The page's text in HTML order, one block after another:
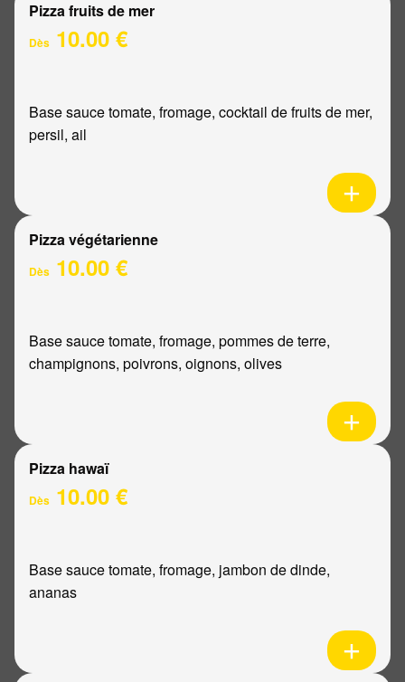
Pizza fruits de mer
Dès 10.00 €
Base sauce tomate, fromage, cocktail de fruits de mer,
persil, ail
Pizza végétarienne
Dès 10.00 €
Base sauce tomate, fromage, pommes de terre,
champignons, poivrons, oignons, olives
Pizza hawaï
Dès 10.00 €
Base sauce tomate, fromage, jambon de dinde,
ananas